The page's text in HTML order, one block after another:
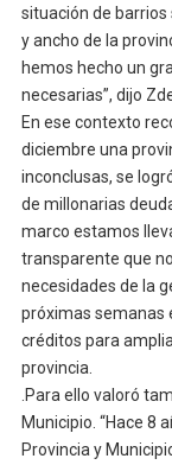
situación de
y ancho de la
hemos hecho un
necesarias”, dijo
En ese contexto
diciembre una
inconclusas, se
de millonarias
marco estamos
transparente que
necesidades de la
próximas semanas
créditos para
provincia.
.Para ello valoró
Municipio. “Hace 8
Provincia y